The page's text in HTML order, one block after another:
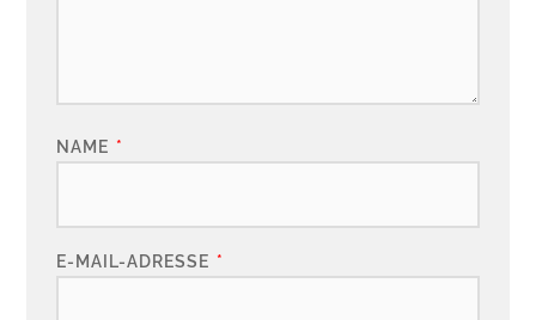
NAME *
E-MAIL-ADRESSE *